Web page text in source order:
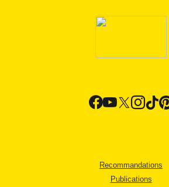
Recommandations
Publications